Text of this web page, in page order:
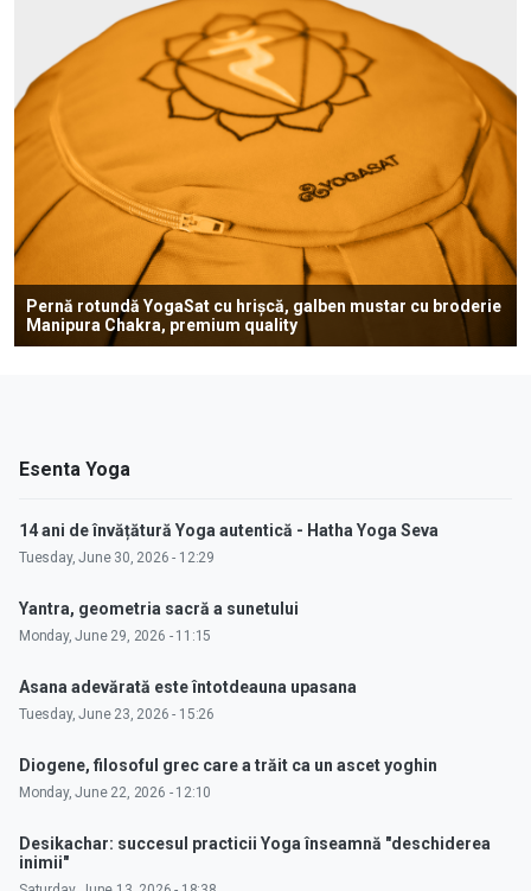
Pernă rotundă YogaSat cu hrișcă, galben mustar cu broderie
Manipura Chakra, premium quality
Esenta Yoga
14 ani de învățătură Yoga autentică - Hatha Yoga Seva
Tuesday, June 30, 2026 - 12:29
Yantra, geometria sacră a sunetului
Monday, June 29, 2026 - 11:15
Asana adevărată este întotdeauna upasana
Tuesday, June 23, 2026 - 15:26
Diogene, filosoful grec care a trăit ca un ascet yoghin
Monday, June 22, 2026 - 12:10
Desikachar: succesul practicii Yoga înseamnă "deschiderea
inimii"